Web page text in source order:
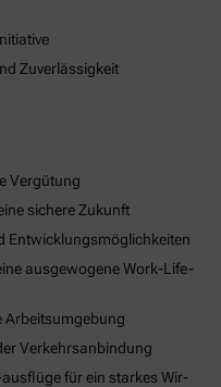
Zuverlässigkeit
Vergütung
sichere Zukunft
Entwicklungsmöglichkeiten
ausgewogene Work-Life-
Arbeitsumgebung
Verkehrsanbindung
für ein starkes Wir-